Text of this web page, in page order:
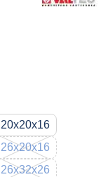
20x20x16
26x20x16
26x32x26